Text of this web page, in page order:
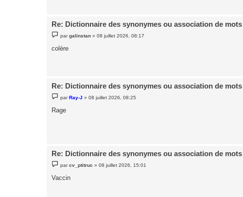
Re: Dictionnaire des synonymes ou association de mots
e
s
s
pargalinstan »08 juillet 2026, 08:17
colère
Re: Dictionnaire des synonymes ou association de mots
e
s
parRay-J »08 juillet 2026, 08:25
Rage
Re: Dictionnaire des synonymes ou association de mots
e
s
parcv_ptitruc »08 juillet 2026, 15:01
Vaccin